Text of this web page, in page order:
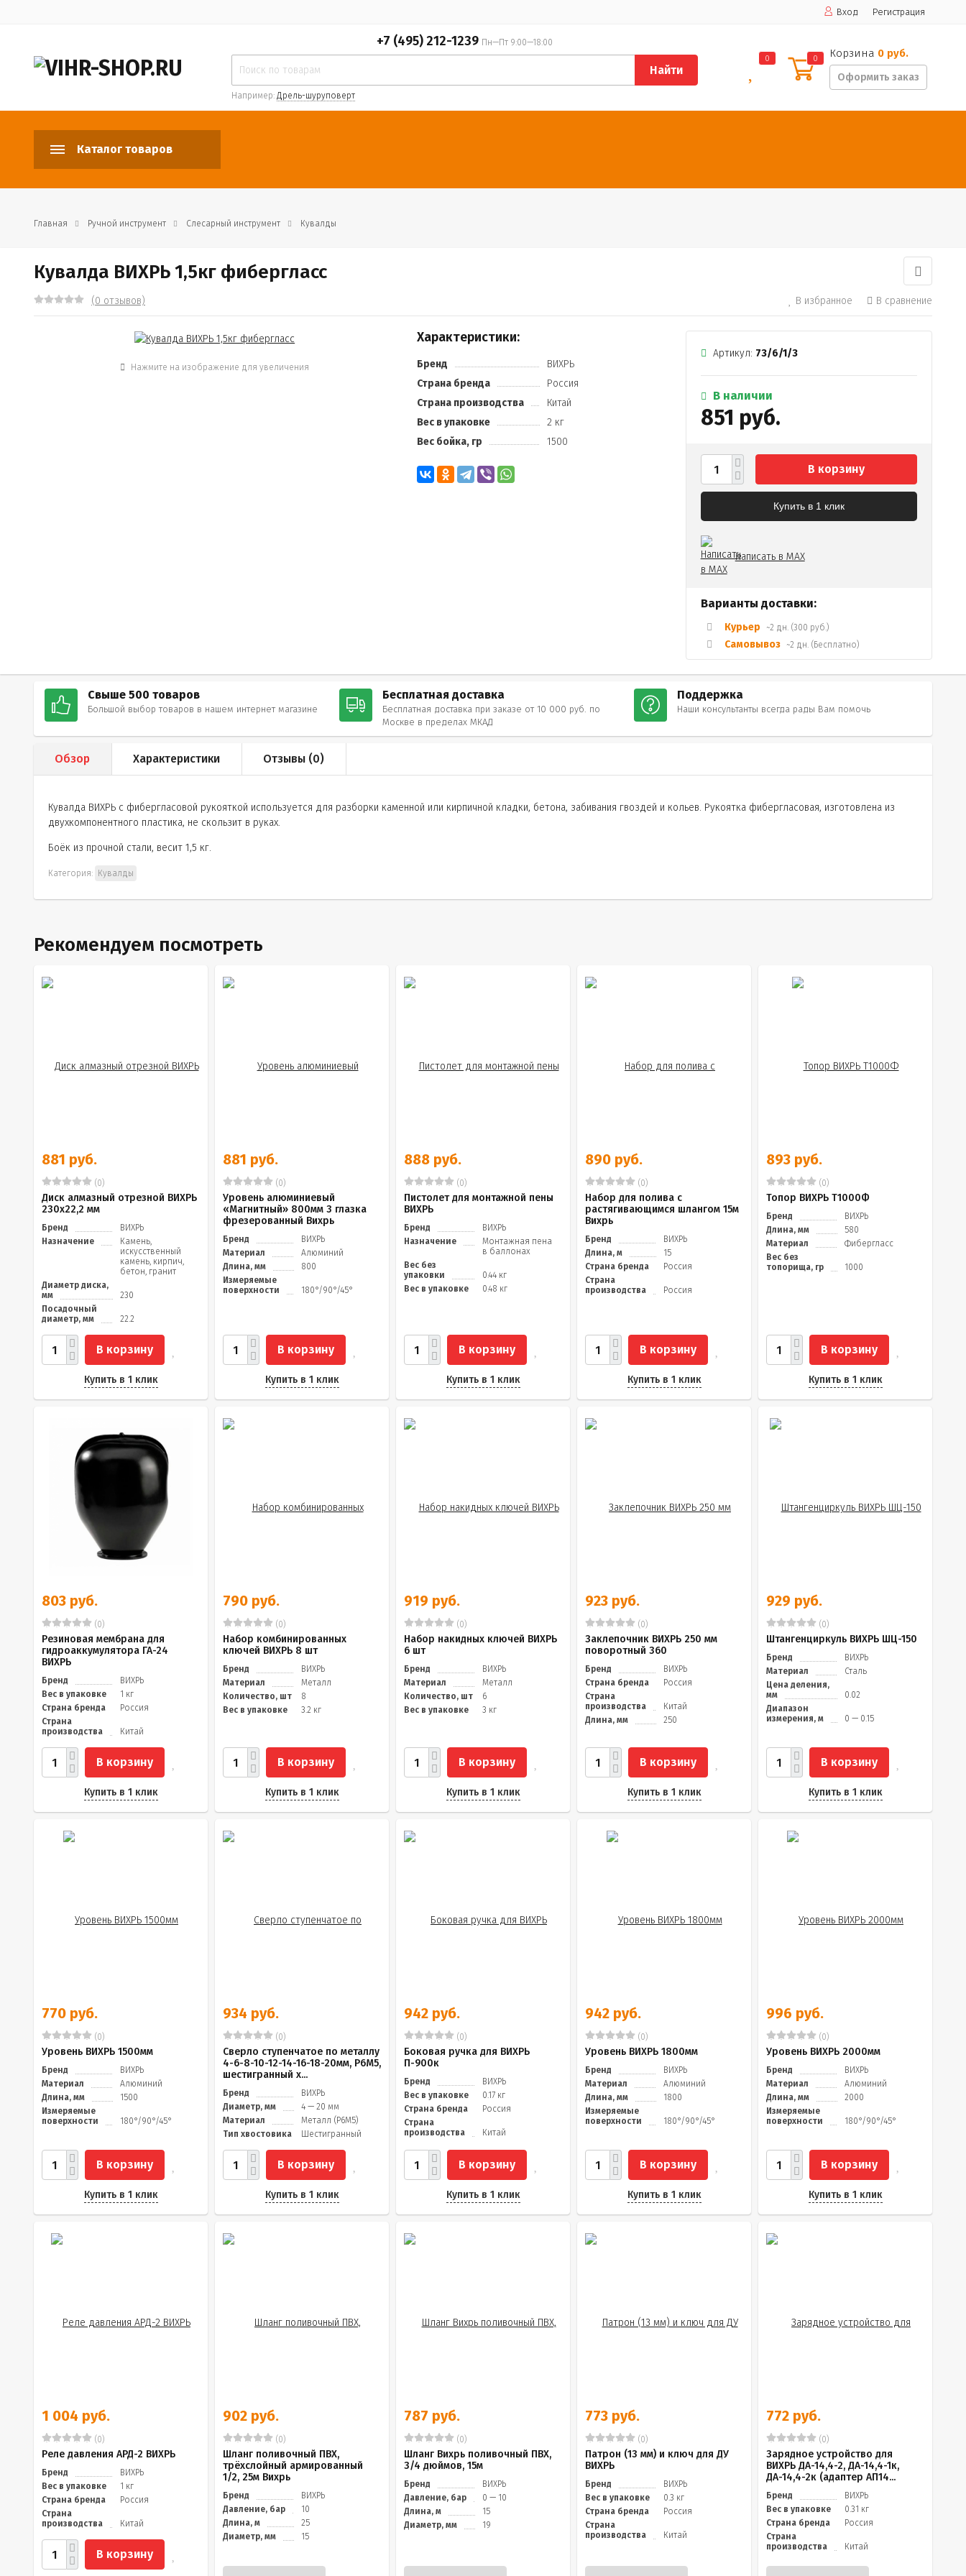
Вход Регистрация
+7 (495) 212-1239 Пн—Пт 9:00—18:00
Найти
Например: Дрель-шуруповерт
0 0 Корзина 0 руб.
Оформить заказ
Каталог товаров
Главная Ручной инструмент Слесарный инструмент Кувалды
Кувалда ВИХРЬ 1,5кг фибергласс
(0 отзывов) В избранное В сравнение
Нажмите на изображение для увеличения
Характеристики:
Бренд
ВИХРЬ
Страна бренда
Россия
Страна производства
Китай
Вес в упаковке
2 кг
Вес бойка, гр
1500
Артикул: 73/6/1/3
В наличии
851 руб.
В корзину
Купить в 1 клик
Написать в MAX
Варианты доставки:
Курьер ~2 дн. (300 руб.)
Самовывоз ~2 дн. (Бесплатно)
Свыше 500 товаров
Большой выбор товаров в нашем интернет магазине
Бесплатная доставка
Бесплатная доставка при заказе от 10 000 руб. по
Москве в пределах МКАД
Поддержка
Наши консультанты всегда рады Вам помочь
Обзор Характеристики Отзывы (0)
Кувалда ВИХРЬ с фибергласовой рукояткой используется для разборки каменной или кирпичной кладки, бетона, забивания гвоздей и кольев. Рукоятка фибергласовая, изготовлена из
двухкомпонентного пластика, не скользит в руках.
Боёк из прочной стали, весит 1,5 кг.
Категория: Кувалды
Рекомендуем посмотреть
881 руб.
(0)
Диск алмазный отрезной ВИХРЬ
230х22,2 мм
Бренд
ВИХРЬ
Назначение
Камень,
искусственный
камень, кирпич,
бетон, гранит
Диаметр диска,
мм
230
Посадочный
диаметр, мм
22.2
В корзину
Купить в 1 клик
881 руб.
(0)
Уровень алюминиевый
«Магнитный» 800мм 3 глазка
фрезерованный Вихрь
Бренд
ВИХРЬ
Материал
Алюминий
Длина, мм
800
Измеряемые
поверхности
180°/90°/45°
В корзину
Купить в 1 клик
888 руб.
(0)
Пистолет для монтажной пены
ВИХРЬ
Бренд
ВИХРЬ
Назначение
Монтажная пена
в баллонах
Вес без
упаковки
0.44 кг
Вес в упаковке
0.48 кг
В корзину
Купить в 1 клик
890 руб.
(0)
Набор для полива с
растягивающимся шлангом 15м
Вихрь
Бренд
ВИХРЬ
Длина, м
15
Страна бренда
Россия
Страна
производства
Россия
В корзину
Купить в 1 клик
893 руб.
(0)
Топор ВИХРЬ Т1000Ф
Бренд
ВИХРЬ
Длина, мм
580
Материал
Фибергласс
Вес без
топорища, гр
1000
В корзину
Купить в 1 клик
803 руб.
(0)
Резиновая мембрана для
гидроаккумулятора ГА-24
ВИХРЬ
Бренд
ВИХРЬ
Вес в упаковке
1 кг
Страна бренда
Россия
Страна
производства
Китай
В корзину
Купить в 1 клик
790 руб.
(0)
Набор комбинированных
ключей ВИХРЬ 8 шт
Бренд
ВИХРЬ
Материал
Металл
Количество, шт
8
Вес в упаковке
3.2 кг
В корзину
Купить в 1 клик
919 руб.
(0)
Набор накидных ключей ВИХРЬ
6 шт
Бренд
ВИХРЬ
Материал
Металл
Количество, шт
6
Вес в упаковке
3 кг
В корзину
Купить в 1 клик
923 руб.
(0)
Заклепочник ВИХРЬ 250 мм
поворотный 360
Бренд
ВИХРЬ
Страна бренда
Россия
Страна
производства
Китай
Длина, мм
250
В корзину
Купить в 1 клик
929 руб.
(0)
Штангенциркуль ВИХРЬ ШЦ-150
Бренд
ВИХРЬ
Материал
Сталь
Цена деления,
мм
0.02
Диапазон
измерения, м
0 — 0.15
В корзину
Купить в 1 клик
770 руб.
(0)
Уровень ВИХРЬ 1500мм
Бренд
ВИХРЬ
Материал
Алюминий
Длина, мм
1500
Измеряемые
поверхности
180°/90°/45°
В корзину
Купить в 1 клик
934 руб.
(0)
Сверло ступенчатое по металлу
4-6-8-10-12-14-16-18-20мм, P6M5,
шестигранный х...
Бренд
ВИХРЬ
Диаметр, мм
4 — 20 мм
Материал
Металл (Р6М5)
Тип хвостовика
Шестигранный
В корзину
Купить в 1 клик
942 руб.
(0)
Боковая ручка для ВИХРЬ
П-900к
Бренд
ВИХРЬ
Вес в упаковке
0.17 кг
Страна бренда
Россия
Страна
производства
Китай
В корзину
Купить в 1 клик
942 руб.
(0)
Уровень ВИХРЬ 1800мм
Бренд
ВИХРЬ
Материал
Алюминий
Длина, мм
1800
Измеряемые
поверхности
180°/90°/45°
В корзину
Купить в 1 клик
996 руб.
(0)
Уровень ВИХРЬ 2000мм
Бренд
ВИХРЬ
Материал
Алюминий
Длина, мм
2000
Измеряемые
поверхности
180°/90°/45°
В корзину
Купить в 1 клик
1 004 руб.
(0)
Реле давления АРД-2 ВИХРЬ
Бренд
ВИХРЬ
Вес в упаковке
1 кг
Страна бренда
Россия
Страна
производства
Китай
В корзину
902 руб.
(0)
Шланг поливочный ПВХ,
трёхслойный армированный
1/2, 25м Вихрь
Бренд
ВИХРЬ
Давление, бар
10
Длина, м
25
Диаметр, мм
15
787 руб.
(0)
Шланг Вихрь поливочный ПВХ,
3/4 дюймов, 15м
Бренд
ВИХРЬ
Давление, бар
0 — 10
Длина, м
15
Диаметр, мм
19
773 руб.
(0)
Патрон (13 мм) и ключ для ДУ
ВИХРЬ
Бренд
ВИХРЬ
Вес в упаковке
0.3 кг
Страна бренда
Россия
Страна
производства
Китай
772 руб.
(0)
Зарядное устройство для
ВИХРЬ ДА-14,4-2, ДА-14,4-1к,
ДА-14,4-2к (адаптер АП14...
Бренд
ВИХРЬ
Вес в упаковке
0.31 кг
Страна бренда
Россия
Страна
производства
Китай